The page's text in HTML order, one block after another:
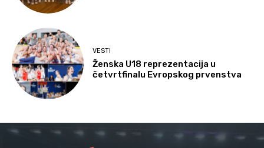
VESTI
Ženska U18 reprezentacija u
četvrtfinalu Evropskog prvenstva